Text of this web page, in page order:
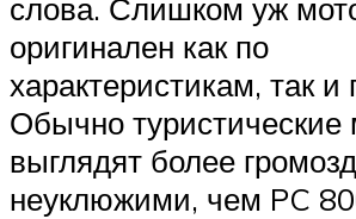
слова. Слишком уж
оригинален как по
характеристикам, так и
Обычно
выглядят более
неуклюжими, чем PC